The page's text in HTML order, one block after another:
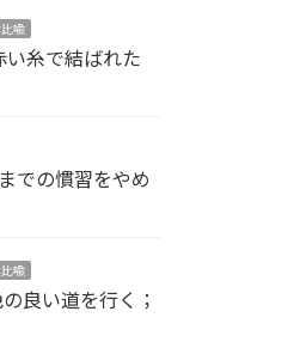
喩
い糸で結ばれた
での慣習をやめ
喩
良い道を行く；